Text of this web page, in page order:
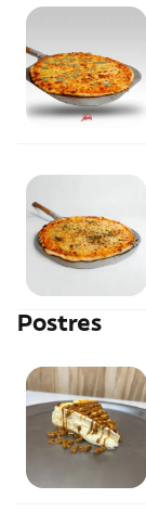
Postres